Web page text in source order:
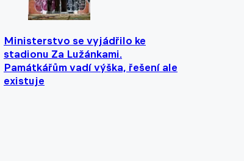
Ministerstvo se vyjádřilo ke
stadionu Za Lužánkami.
Památkářům vadí výška, řešení ale
existuje